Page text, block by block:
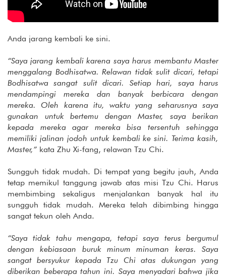
Anda jarang kembali ke sini.
“Saya jarang kembali karena saya harus membantu Master
menggalang Bodhisatwa. Relawan tidak sulit dicari, tetapi
Bodhisatwa sangat sulit dicari. Setiap hari, saya harus
mendampingi mereka dan banyak berbicara dengan
mereka. Oleh karena itu, waktu yang seharusnya saya
gunakan untuk bertemu dengan Master, saya berikan
kepada mereka agar mereka bisa tersentuh sehingga
memiliki jalinan jodoh untuk kembali ke sini. Terima kasih,
Master,” kata Zhu Xi-fang, relawan Tzu Chi.
Sungguh tidak mudah. Di tempat yang begitu jauh, Anda
tetap memikul tanggung jawab atas misi Tzu Chi. Harus
membimbing sekaligus menjalankan banyak hal itu
sungguh tidak mudah. Mereka telah dibimbing hingga
sangat tekun oleh Anda.
“Saya tidak tahu mengapa, tetapi saya terus bergumul
dengan kebiasaan buruk minum minuman keras. Saya
sangat bersyukur kepada Tzu Chi atas dukungan yang
diberikan beberapa tahun ini. Saya menyadari bahwa jika